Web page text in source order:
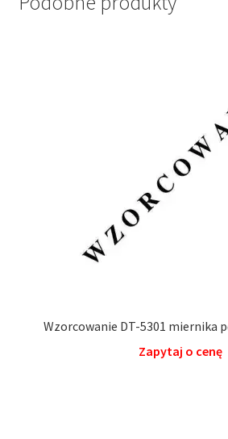
Wzorcowanie DT-5301 miernika
Zapytaj o cenę